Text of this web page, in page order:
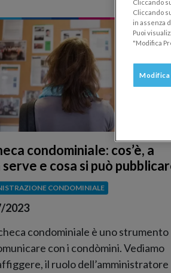
condominiale: cos’è, a
serve e cosa si può
CONDOMINIALE
2023
condominiale è uno strumento
con i condòmini. Vediamo
il ruolo dell’amministratore
Cliccando
Cliccando
in assenza
Puoi
"Modifica